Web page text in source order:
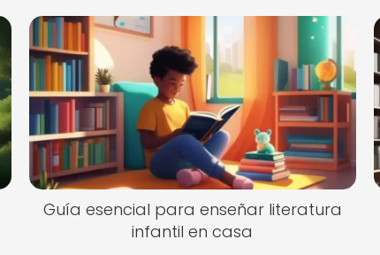
Guía esencial para enseñar literatura
infantil en casa